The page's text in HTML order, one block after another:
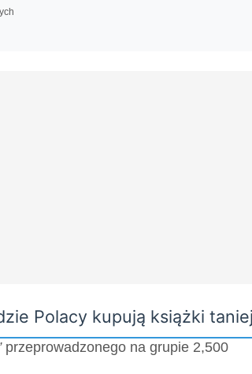
Polacy kupują książki
przeprowadzonego na grupie 2,500